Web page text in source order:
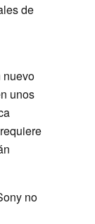
de
nuevo
unos
no